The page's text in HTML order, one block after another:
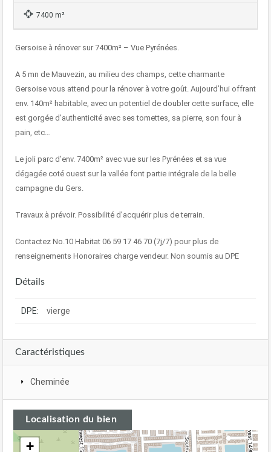
7400 m²
Gersoise à rénover sur 7400m² – Vue Pyrénées.
A 5 mn de Mauvezin, au milieu des champs, cette charmante
Gersoise vous attend pour la rénover à votre goût. Aujourd’hui offrant
env. 140m² habitable, avec un potentiel de doubler cette surface, elle
est gorgée d’authenticité avec ses tomettes, sa pierre, son four à
pain, etc…
Le joli parc d’env. 7400m² avec vue sur les Pyrénées et sa vue
dégagée coté ouest sur la vallée font partie intégrale de la belle
campagne du Gers.
Travaux à prévoir. Possibilité d’acquérir plus de terrain.
Contactez No.10 Habitat 06 59 17 46 70 (7j/7) pour plus de
renseignements Honoraires charge vendeur. Non soumis au DPE
Détails
DPE: vierge
Caractéristiques
Cheminée
Localisation du bien
+